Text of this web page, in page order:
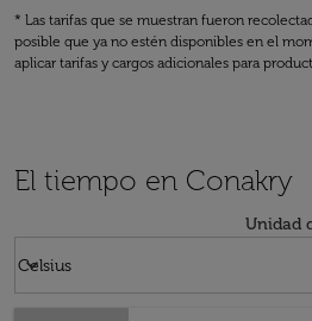
* Las tarifas que se muestran fueron
posible que ya no estén disponibles en el
aplicar tarifas y cargos adicionales para
El tiempo en Conakry
Unidad
Celsius
keyboard_arrow_down